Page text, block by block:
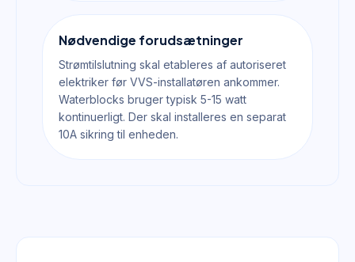
Nødvendige forudsætninger
Strømtilslutning skal etableres af autoriseret
elektriker før VVS-installatøren ankommer.
Waterblocks bruger typisk 5-15 watt
kontinuerligt. Der skal installeres en separat
10A sikring til enheden.